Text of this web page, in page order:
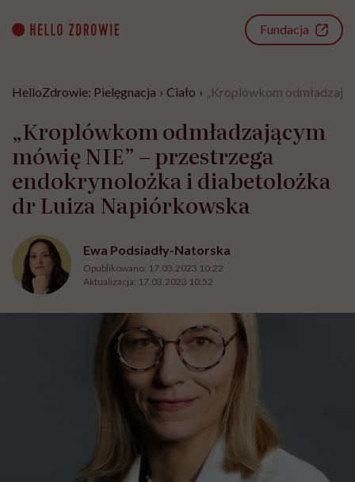
content
Fundacja
HelloZdrowie: Pielęgnacja › Ciało › „Kroplówkom
„Kroplówkom odmładzającym
mówię NIE” – przestrzega
endokrynolożka i diabetolożka
dr Luiza Napiórkowska
Ewa Podsiadły-Natorska
Opublikowano: 17.03.2023 10:22
Aktualizacja: 17.03.2023 10:52